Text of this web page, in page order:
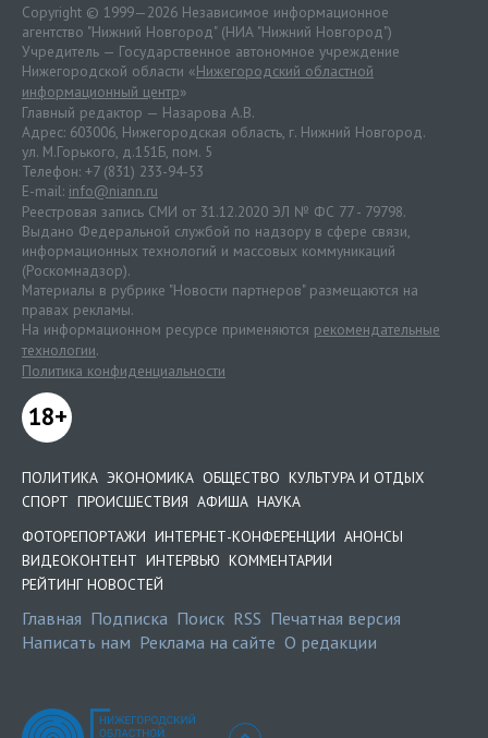
Copyright © 1999—2026 Независимое информационное
агентство "Нижний Новгород" (НИА "Нижний Новгород")
Учредитель — Государственное автономное учреждение
Нижегородской области «Нижегородский областной
информационный центр»
Главный редактор — Назарова А.В.
Адрес: 603006, Нижегородская область, г. Нижний Новгород.
ул. М.Горького, д.151Б, пом. 5
Телефон: +7 (831) 233-94-53
E-mail: info@niann.ru
Реестровая запись СМИ от 31.12.2020 ЭЛ № ФС 77 - 79798.
Выдано Федеральной службой по надзору в сфере связи,
информационных технологий и массовых коммуникаций
(Роскомнадзор).
Материалы в рубрике "Новости партнеров" размещаются на
правах рекламы.
На информационном ресурсе применяются рекомендательные
технологии.
Политика конфиденциальности
18+
ПОЛИТИКА ЭКОНОМИКА ОБЩЕСТВО КУЛЬТУРА И ОТДЫХ
СПОРТ ПРОИСШЕСТВИЯ АФИША НАУКА
ФОТОРЕПОРТАЖИ ИНТЕРНЕТ-КОНФЕРЕНЦИИ АНОНСЫ
ВИДЕОКОНТЕНТ ИНТЕРВЬЮ КОММЕНТАРИИ
РЕЙТИНГ НОВОСТЕЙ
Главная Подписка Поиск RSS Печатная версия
Написать нам Реклама на сайте О редакции